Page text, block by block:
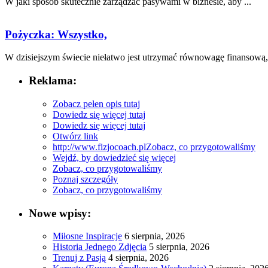
Pożyczka: Wszystko,
W dzisiejszym świecie ‌niełatwo jest utrzymać równowagę
Reklama:
Zobacz pełen opis tutaj
Dowiedz się więcej tutaj
Dowiedz się więcej tutaj
Otwórz link
http://www.fizjocoach.plZobacz, co przygotowaliśmy
Wejdź, by dowiedzieć się więcej
Zobacz, co przygotowaliśmy
Poznaj szczegóły
Zobacz, co przygotowaliśmy
Nowe wpisy:
Miłosne Inspiracje 6 sierpnia, 2026
Historia Jednego Zdjęcia 5 sierpnia, 2026
Trenuj z Pasją 4 sierpnia, 2026